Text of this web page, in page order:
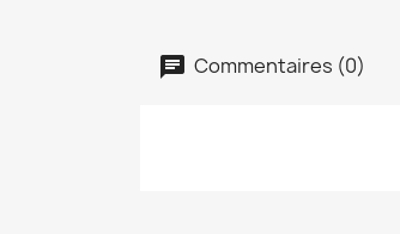
Commentaires (0)